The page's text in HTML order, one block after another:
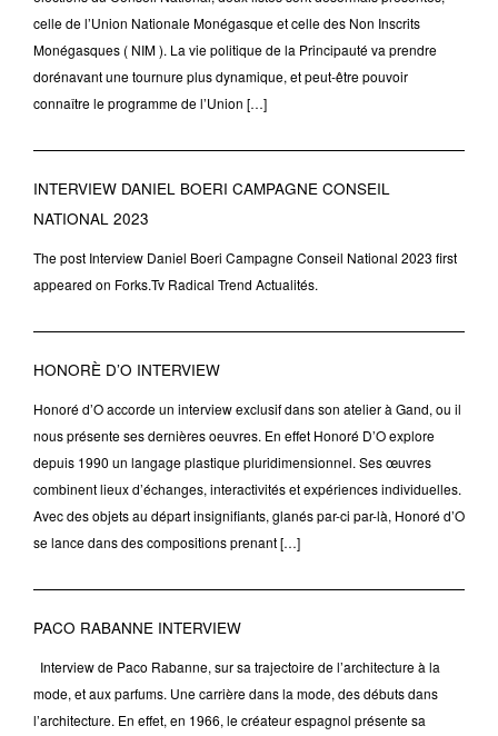
celle de l’Union Nationale Monégasque et celle des Non Inscrits
Monégasques ( NIM ). La vie politique de la Principauté va prendre
dorénavant une tournure plus dynamique, et peut-être pouvoir
connaître le programme de l’Union […]
INTERVIEW DANIEL BOERI CAMPAGNE CONSEIL
NATIONAL 2023
The post Interview Daniel Boeri Campagne Conseil National 2023 first
appeared on Forks.Tv Radical Trend Actualités.
HONORÈ D’O INTERVIEW
Honoré d’O accorde un interview exclusif dans son atelier à Gand, ou il
nous présente ses dernières oeuvres. En effet Honoré D’O explore
depuis 1990 un langage plastique pluridimensionnel. Ses œuvres
combinent lieux d’échanges, interactivités et expériences individuelles.
Avec des objets au départ insignifiants, glanés par-ci par-là, Honoré d’O
se lance dans des compositions prenant […]
PACO RABANNE INTERVIEW
Interview de Paco Rabanne, sur sa trajectoire de l’architecture à la
mode, et aux parfums. Une carrière dans la mode, des débuts dans
l’architecture. En effet, en 1966, le créateur espagnol présente sa